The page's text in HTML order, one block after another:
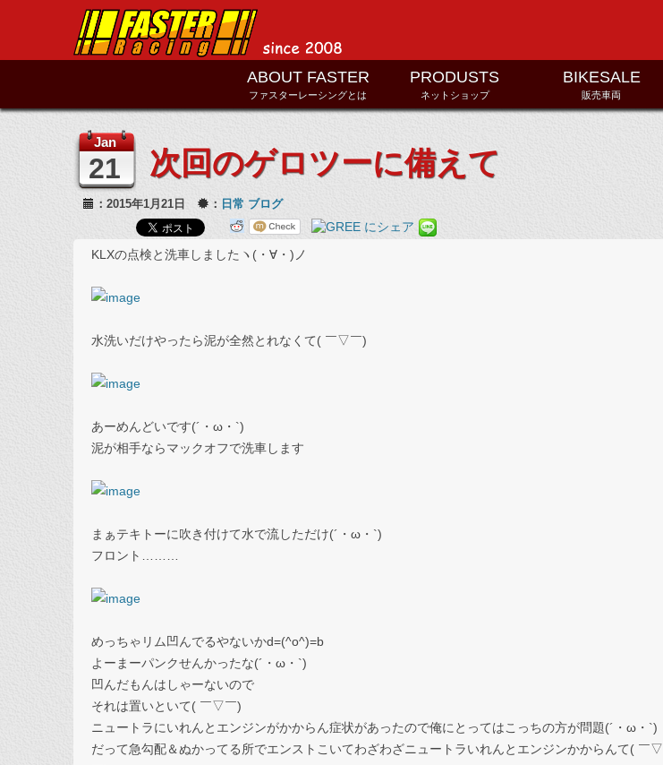
ABOUT FASTER
ファスターレーシングとは
PRODUSTS
ネットショップ
BIKESALE
販売車両
Jan
21 次回のゲロツーに備えて
：2015年1月21日 ： 日常 ブログ
KLXの点検と洗車しましたヽ(・∀・)ノ
水洗いだけやったら泥が全然とれなくて( ￣▽￣)
あーめんどいです(´・ω・`)
泥が相手ならマックオフで洗車します
まぁテキトーに吹き付けて水で流しただけ(´・ω・`)
フロント………
めっちゃリム凹んでるやないかd=(^o^)=b
よーまーパンクせんかったな(´・ω・`)
凹んだもんはしゃーないので
それは置いといて( ￣▽￣)
ニュートラにいれんとエンジンがかからん症状があったので俺にとってはこっちの方が問題(´・ω・`)
だって急勾配＆ぬかってる所でエンストこいてわざわざニュートラいれんとエンジンかからんて( ￣▽